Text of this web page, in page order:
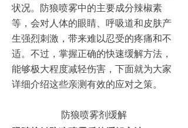
状况。防狼喷雾中的主要成分辣椒素
等，会对人体的眼睛、呼吸道和皮肤产
生强烈刺激，带来难以忍受的疼痛和不
适。不过，掌握正确的快速缓解方法，
能够极大程度减轻伤害，下面就为大家
详细介绍这些亲测有效的应对之策。
防狼喷雾剂缓解